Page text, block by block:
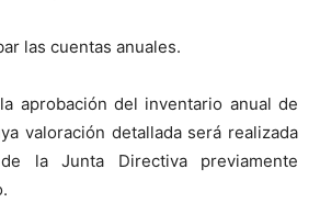
las cuentas anuales.
aprobación del inventario anual de
valoración detallada será realizada
la Junta Directiva previamente